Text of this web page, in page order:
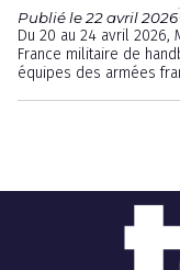
Publié le 22 avril 2026
Du 20 au 24 avril 2026,
France militaire de
équipes des armées